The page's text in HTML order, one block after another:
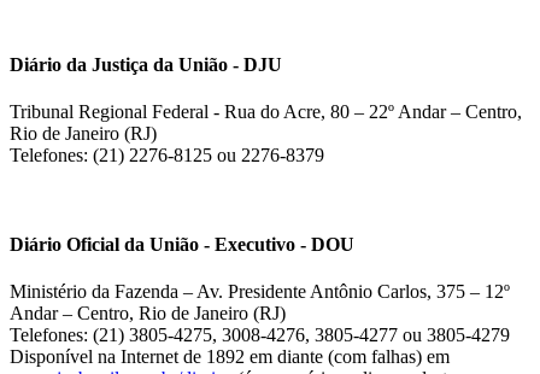
Diário da Justiça da União - DJU
Tribunal Regional Federal - Rua do Acre, 80 – 22º Andar – Centro,
Rio de Janeiro (RJ)
Telefones: (21) 2276-8125 ou 2276-8379
Diário Oficial da União - Executivo - DOU
Ministério da Fazenda – Av. Presidente Antônio Carlos, 375 – 12º
Andar – Centro, Rio de Janeiro (RJ)
Telefones: (21) 3805-4275, 3008-4276, 3805-4277 ou 3805-4279
Disponível na Internet de 1892 em diante (com falhas) em